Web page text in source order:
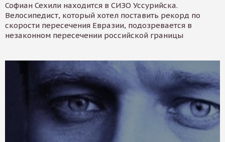
Софиан Сехили находится в СИЗО Уссурийска.
Велосипедист, который хотел поставить рекорд по
скорости пересечения Евразии, подозревается в
незаконном пересечении российской границы